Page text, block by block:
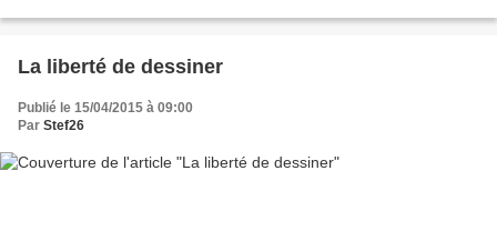
La liberté de dessiner
Publié le 15/04/2015 à 09:00
Par Stef26